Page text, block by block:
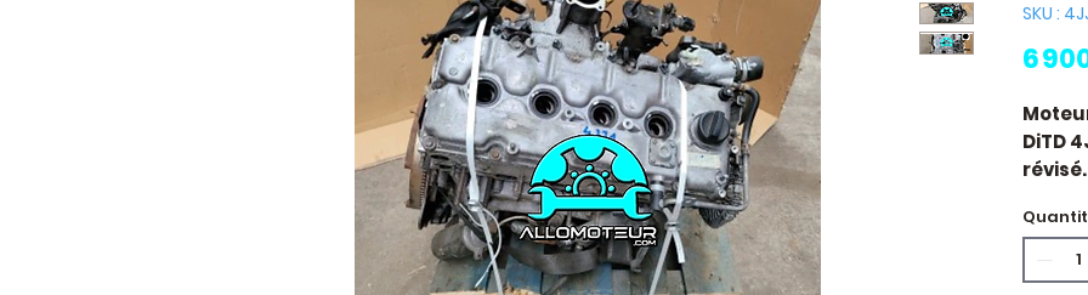
SKU :
6
DiTD